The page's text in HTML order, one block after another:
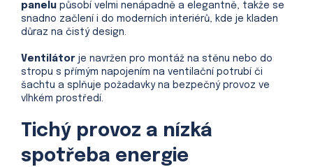
panelu působí velmi nenápadně a elegantně, takže se
snadno začlení i do moderních interiérů, kde je kladen
důraz na čistý design.
Ventilátor je navržen pro montáž na stěnu nebo do
stropu s přímým napojením na ventilační potrubí či
šachtu a splňuje požadavky na bezpečný provoz ve
vlhkém prostředí.
Tichý provoz a nízká
spotřeba energie